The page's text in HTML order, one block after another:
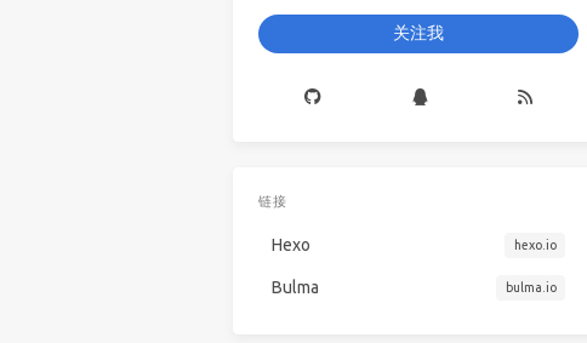
关注我
链接
Hexo hexo.io
Bulma bulma.io